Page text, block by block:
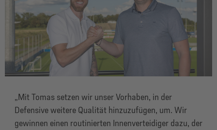
„Mit Tomas setzen wir unser Vorhaben, in der
Defensive weitere Qualität hinzuzufügen, um. Wir
gewinnen einen routinierten Innenverteidiger dazu, der